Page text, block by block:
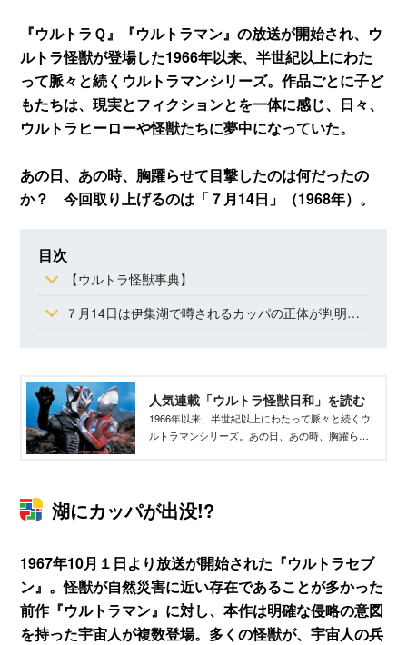
『ウルトラＱ』『ウルトラマン』の放送が開始され、ウ
ルトラ怪獣が登場した1966年以来、半世紀以上にわた
って脈々と続くウルトラマンシリーズ。作品ごとに子ど
もたちは、現実とフィクションとを一体に感じ、日々、
ウルトラヒーローや怪獣たちに夢中になっていた。
あの日、あの時、胸躍らせて目撃したのは何だったの
か？ 今回取り上げるのは「７月14日」（1968年）。
目次
【ウルトラ怪獣事典】
７月14日は伊集湖で噂されるカッパの正体が判明した日
人気連載「ウルトラ怪獣日和」を読む
1966年以来、半世紀以上にわたって脈々と続くウ
ルトラマンシリーズ。あの日、あの時、胸躍らせ
湖にカッパが出没!?
1967年10月１日より放送が開始された『ウルトラセブ
ン』。怪獣が自然災害に近い存在であることが多かった
前作『ウルトラマン』に対し、本作は明確な侵略の意図
を持った宇宙人が複数登場。多くの怪獣が、宇宙人の兵